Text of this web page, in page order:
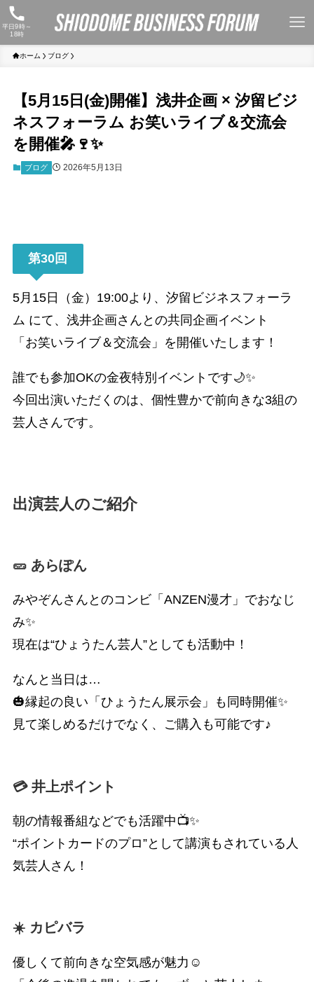
平日9時～
18時
ホーム ブログ
【5月15日(金)開催】浅井企画 × 汐留ビジ
ネスフォーラム お笑いライブ＆交流会
を開催🎤🍷✨
ブログ 2026年5月13日
第30回
5月15日（金）19:00より、汐留ビジネスフォーラ
ム にて、浅井企画さんとの共同企画イベント
「お笑いライブ＆交流会」を開催いたします！
誰でも参加OKの金夜特別イベントです🌙✨
今回出演いただくのは、個性豊かで前向きな3組の
芸人さんです。
出演芸人のご紹介
🥒 あらぽん
みやぞんさんとのコンビ「ANZEN漫才」でおなじ
み✨
現在は“ひょうたん芸人”としても活動中！
なんと当日は…
🎃縁起の良い「ひょうたん展示会」も同時開催✨
見て楽しめるだけでなく、ご購入も可能です♪
💳 井上ポイント
朝の情報番組などでも活躍中📺✨
“ポイントカードのプロ”として講演もされている人
気芸人さん！
☀️ カピバラ
優しくて前向きな空気感が魅力☺️